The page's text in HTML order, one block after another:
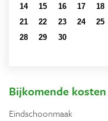
14
15 16 17 18
21
22 23 24 25
28
29 30
Bijkomende kosten
Eindschoonmaak